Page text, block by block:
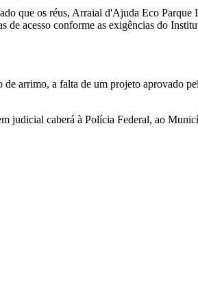
que os réus, Arraial d'Ajuda Eco Parque
de acesso conforme as exigências do
arrimo, a falta de um projeto aprovado
judicial caberá à Polícia Federal, ao